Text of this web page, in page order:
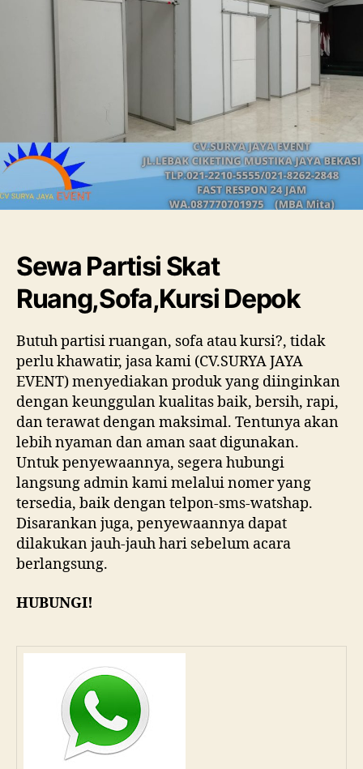
Sewa Partisi Skat
Ruang,Sofa,Kursi Depok
Butuh partisi ruangan, sofa atau kursi?, tidak
perlu khawatir, jasa kami (CV.SURYA JAYA
EVENT) menyediakan produk yang diinginkan
dengan keunggulan kualitas baik, bersih, rapi,
dan terawat dengan maksimal. Tentunya akan
lebih nyaman dan aman saat digunakan.
Untuk penyewaannya, segera hubungi
langsung admin kami melalui nomer yang
tersedia, baik dengan telpon-sms-watshap.
Disarankan juga, penyewaannya dapat
dilakukan jauh-jauh hari sebelum acara
berlangsung.
HUBUNGI!